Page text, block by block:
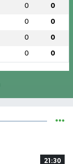
0 0
0 0
0 0
0 0
21:30